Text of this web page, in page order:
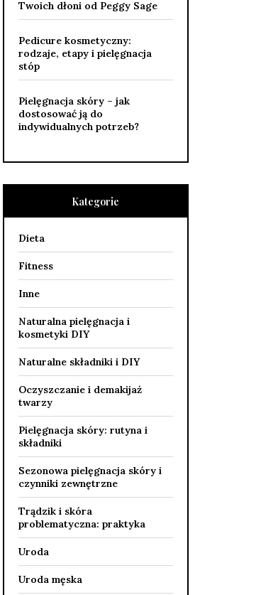
Twoich dłoni od Peggy Sage
Pedicure kosmetyczny:
rodzaje, etapy i pielęgnacja
stóp
Pielęgnacja skóry – jak
dostosować ją do
indywidualnych potrzeb?
Kategorie
Dieta
Fitness
Inne
Naturalna pielęgnacja i
kosmetyki DIY
Naturalne składniki i DIY
Oczyszczanie i demakijaż
twarzy
Pielęgnacja skóry: rutyna i
składniki
Sezonowa pielęgnacja skóry i
czynniki zewnętrzne
Trądzik i skóra
problematyczna: praktyka
Uroda
Uroda męska